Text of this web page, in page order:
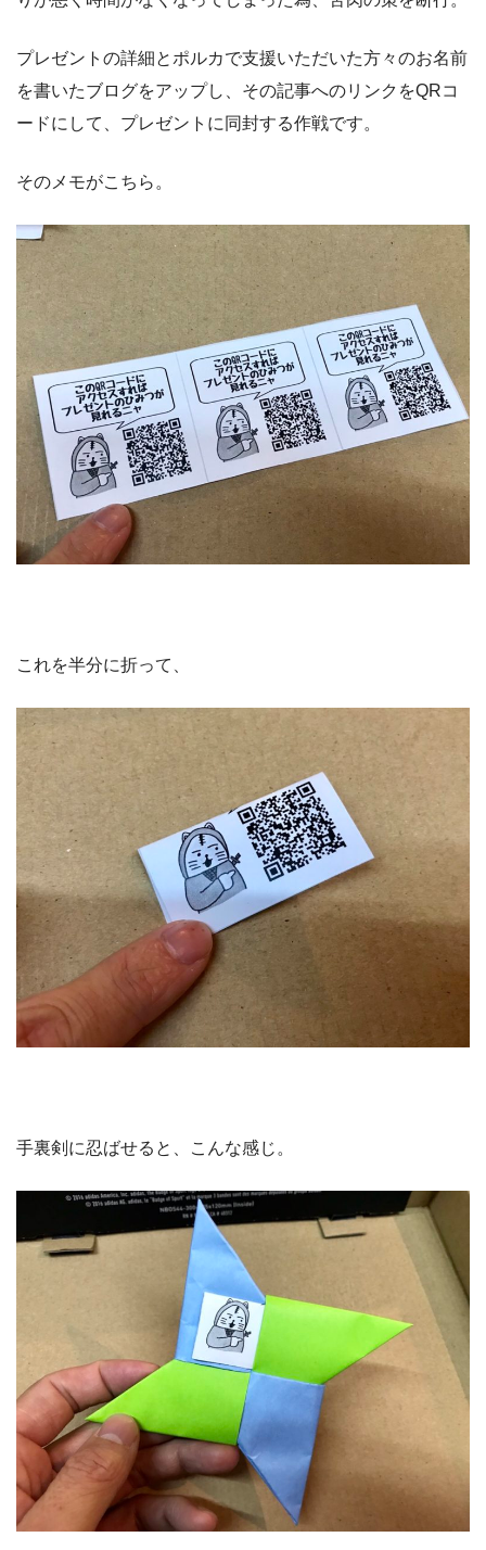
プレゼントの詳細とポルカで支援いただいた方々のお名前
を書いたブログをアップし、その記事へのリンクをQRコ
ードにして、プレゼントに同封する作戦です。
そのメモがこちら。
これを半分に折って、
手裏剣に忍ばせると、こんな感じ。